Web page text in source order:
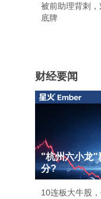
被前助理背刺
底牌
财经要闻
"杭州六小龙"
分?
10连板大牛股